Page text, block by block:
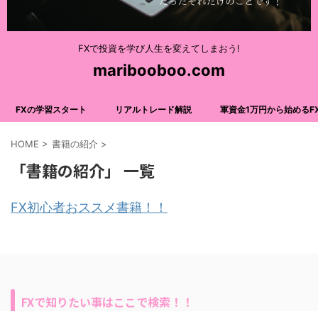
FXで投資を学び人生を変えてしまおう!
maribooboo.com
FXの学習スタート リアルトレード解説 軍資金1万円から始める
HOME > 書籍の紹介 >
「書籍の紹介」 一覧
FX初心者おススメ書籍！！
FXで知りたい事はここで検索！！